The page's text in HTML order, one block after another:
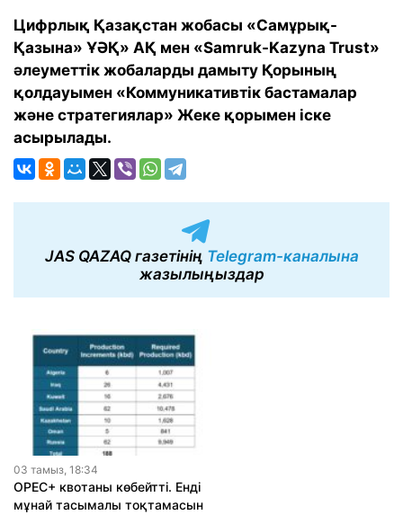
Цифрлық Қазақстан жобасы «Самұрық-
Қазына» ҰӘҚ» АҚ мен «Samruk-Kazyna Trust»
әлеуметтік жобаларды дамыту Қорының
қолдауымен «Коммуникативтік бастамалар
және стратегиялар» Жеке қорымен іске
асырылады.
JAS QAZAQ газетінің Telegram-каналына
жазылыңыздар
03 тамыз, 18:34
OPEC+ квотаны көбейтті. Енді
мұнай тасымалы тоқтамасын